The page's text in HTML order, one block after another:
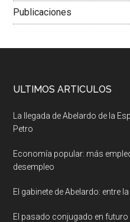
Publicaciones
ULTIMOS ARTICULOS
La llegada de Abelardo de la
Petro
Economía popular: más
desempleo
El gabinete de Abelardo: entre
El pasado conjugado en futuro